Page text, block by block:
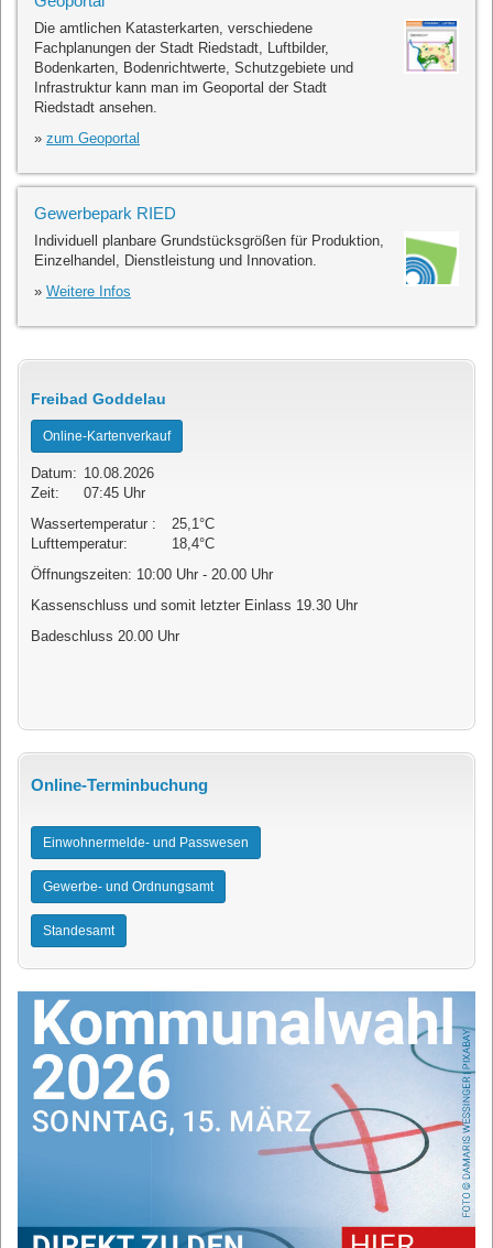
Die amtlichen Katasterkarten, verschiedene
Fachplanungen der Stadt Riedstadt, Luftbilder,
Bodenkarten, Bodenrichtwerte, Schutzgebiete und
Infrastruktur kann man im Geoportal der Stadt
Riedstadt ansehen.
» zum Geoportal
Gewerbepark RIED
Individuell planbare Grundstücksgrößen für Produktion,
Einzelhandel, Dienstleistung und Innovation.
» Weitere Infos
Freibad Goddelau
Online-Kartenverkauf
Datum: 10.08.2026
Zeit:
07:45 Uhr
Wassertemperatur :
25,1°C
Lufttemperatur:
18,4°C
Öffnungszeiten: 10:00 Uhr - 20.00 Uhr
Kassenschluss und somit letzter Einlass 19.30 Uhr
Badeschluss 20.00 Uhr
Online-Terminbuchung
Einwohnermelde- und Passwesen
Gewerbe- und Ordnungsamt
Standesamt